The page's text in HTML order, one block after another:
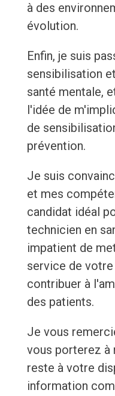
à des
évolution.
Enfin, je suis
sensibilisation
santé mentale,
l'idée de
de
prévention.
Je suis
et mes
candidat idéal
technicien en
impatient de
service de
contribuer à
des patients.
Je vous
vous porterez à
reste à votre
information